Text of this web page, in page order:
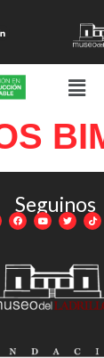
Seguinos